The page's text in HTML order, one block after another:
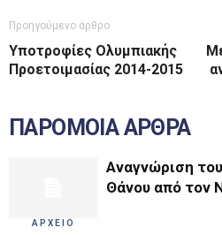
Προηγούμενο άρθρο
Υποτροφίες Ολυμπιακής
Προετοιμασίας 2014-2015
ΠΑΡΟΜΟΙΑ ΑΡΘΡΑ
ΑΡΧΕΙΟ
Αναγνώριση
Θάνου από τον